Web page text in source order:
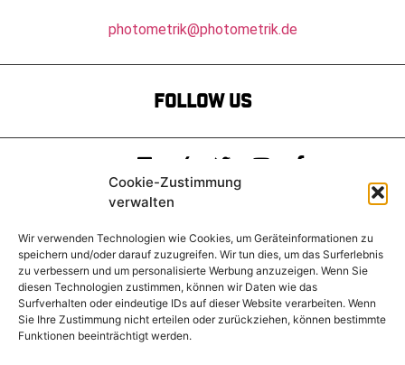
Cookie-Zustimmung
verwalten
Wir verwenden Technologien wie Cookies, um Geräteinformationen zu
speichern und/oder darauf zuzugreifen. Wir tun dies, um das Surferlebnis
zu verbessern und um personalisierte Werbung anzuzeigen. Wenn Sie
diesen Technologien zustimmen, können wir Daten wie das
Surfverhalten oder eindeutige IDs auf dieser Website verarbeiten. Wenn
Sie Ihre Zustimmung nicht erteilen oder zurückziehen, können bestimmte
Funktionen beeinträchtigt werden.
photometrik@photometrik.de
FOLLOW US
© 2022 PHOTOMETRIK
Impressum
Datenschutzerklärung